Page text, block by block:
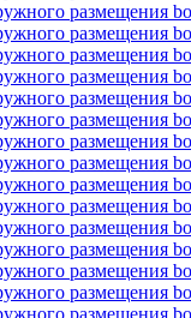
размещения
размещения
размещения
размещения
размещения
размещения
размещения
размещения
размещения
размещения
размещения
размещения
размещения
размещения
размещения